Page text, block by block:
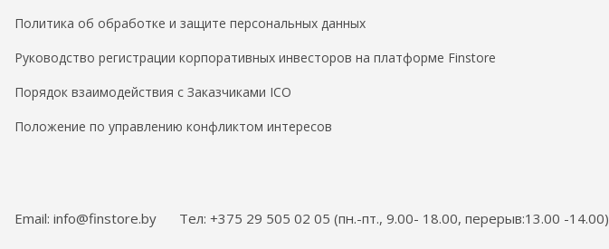
Политика об обработке и защите персональных данных
Руководство регистрации корпоративных инвесторов на платформе Finstore
Порядок взаимодействия с Заказчиками ICO
Положение по управлению конфликтом интересов
Email: info@finstore.by Тел: +375 29 505 02 05 (пн.-пт., 9.00- 18.00, перерыв:13.00 -14.00)